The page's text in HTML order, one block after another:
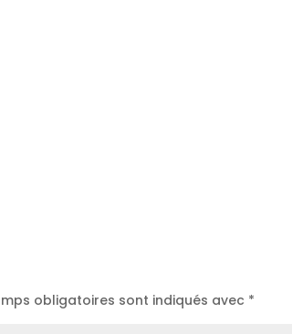
obligatoires sont indiqués avec *